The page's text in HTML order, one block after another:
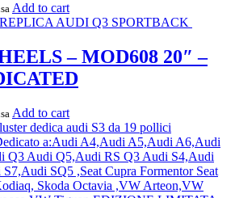
Add to cart
– MOD608 20″ –
Add to cart